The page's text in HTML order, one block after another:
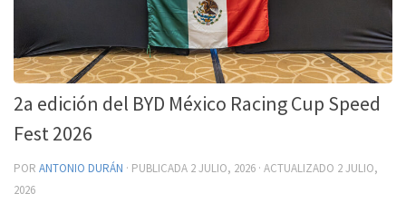
2a edición del BYD México Racing Cup Speed
Fest 2026
POR ANTONIO DURÁN · PUBLICADA 2 JULIO, 2026 · ACTUALIZADO 2 JULIO,
2026